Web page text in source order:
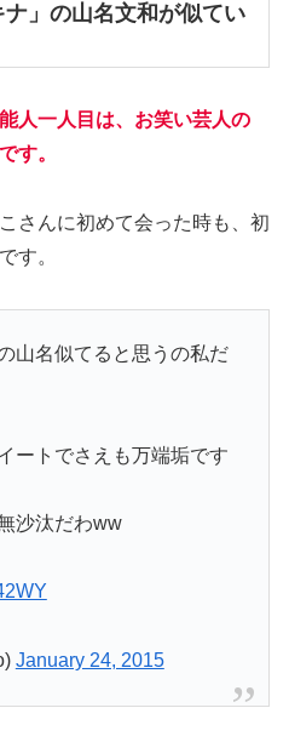
」の山名文和が似てい
人一人目は、お笑い芸人の
す。
さんに初めて会った時も、初
す。
山名似てると思うの私だ
ートでさえも万端垢です
沙汰だわww
January 24, 2015